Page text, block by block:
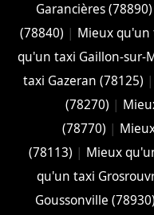
Garancières (78890)
(78840) | Mieux qu'un
qu'un taxi Gaillon-sur-
taxi Gazeran (78125) |
(78270) |
(78770) |
(78113) | Mieux
qu'un taxi
Goussonville (78930)